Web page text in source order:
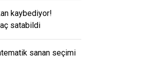
kaybediyor!
satabildi
sanan seçimi